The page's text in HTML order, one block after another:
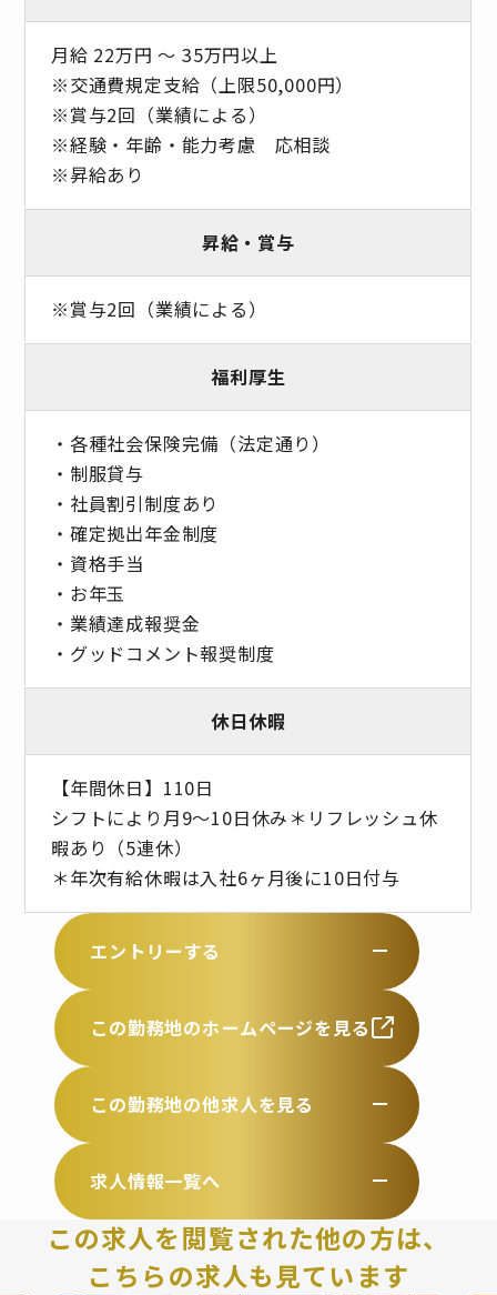
月給 22万円 〜 35万円以上
※交通費規定支給（上限50,000円）
※賞与2回（業績による）
※経験・年齢・能力考慮 応相談
※昇給あり
昇給・賞与
※賞与2回（業績による）
福利厚生
・各種社会保険完備（法定通り）
・制服貸与
・社員割引制度あり
・確定拠出年金制度
・資格手当
・お年玉
・業績達成報奨金
・グッドコメント報奨制度
休日休暇
【年間休日】110日
シフトにより月9～10日休み＊リフレッシュ休
暇あり（5連休）
＊年次有給休暇は入社6ヶ月後に10日付与
エントリーする
この勤務地のホームページを見る
この勤務地の他求人を見る
求人情報一覧へ
この求人を閲覧された他の方は、
こちらの求人も見ています